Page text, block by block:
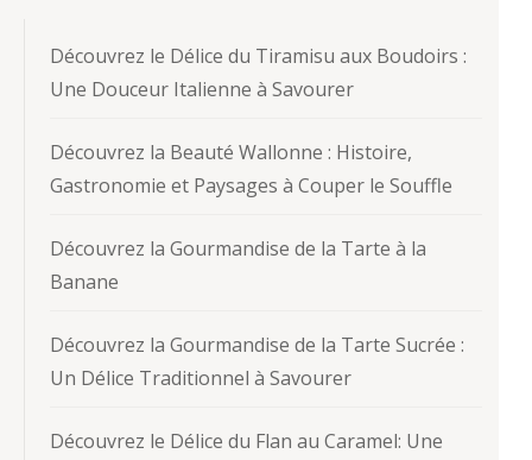
Découvrez le Délice du Tiramisu aux Boudoirs :
Une Douceur Italienne à Savourer
Découvrez la Beauté Wallonne : Histoire,
Gastronomie et Paysages à Couper le Souffle
Découvrez la Gourmandise de la Tarte à la
Banane
Découvrez la Gourmandise de la Tarte Sucrée :
Un Délice Traditionnel à Savourer
Découvrez le Délice du Flan au Caramel: Une